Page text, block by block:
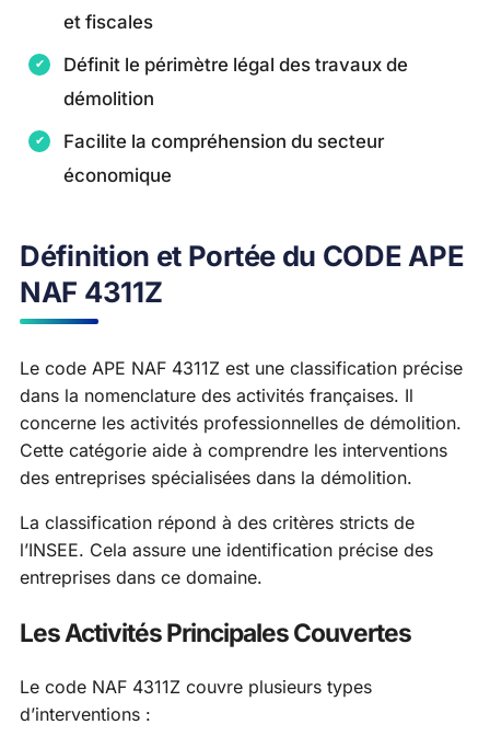
et fiscales
Définit le périmètre légal des travaux de
démolition
Facilite la compréhension du secteur
économique
Définition et Portée du CODE APE
NAF 4311Z
Le code APE NAF 4311Z est une classification précise
dans la nomenclature des activités françaises. Il
concerne les activités professionnelles de démolition.
Cette catégorie aide à comprendre les interventions
des entreprises spécialisées dans la démolition.
La classification répond à des critères stricts de
l’INSEE. Cela assure une identification précise des
entreprises dans ce domaine.
Les Activités Principales Couvertes
Le code NAF 4311Z couvre plusieurs types
d’interventions :